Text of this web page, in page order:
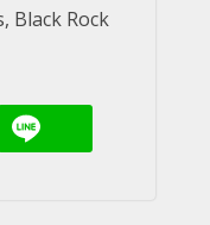
Black Rock